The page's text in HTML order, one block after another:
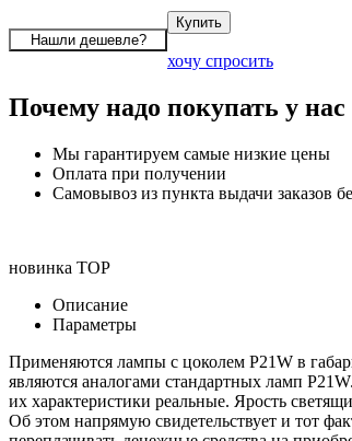
хочу спросить
Почему надо покупать у нас
Мы гарантируем самые низкие цены
Оплата при получении
Самовывоз из пункта выдачи заказов
новинка TOP
Описание
Параметры
Применяются лампы с цоколем P21W в
являются аналогами стандартных ламп
их характеристики реальные. Ярость
Об этом напрямую свидетельствует и тот